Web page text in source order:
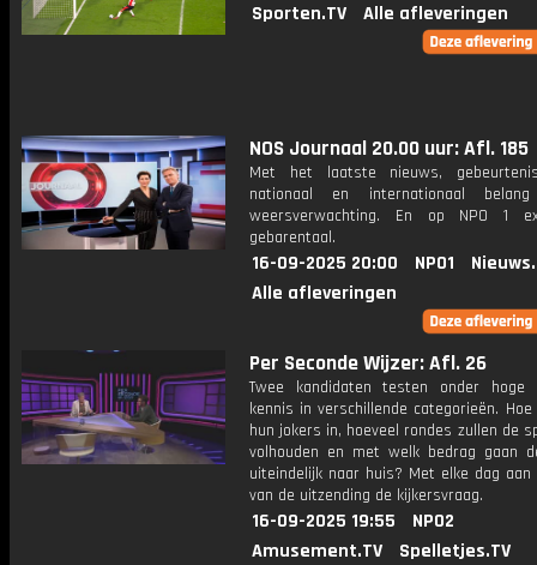
Sporten.TV
Alle afleveringen
NOS Journaal 20.00 uur: Afl. 185
Met het laatste nieuws,
nationaal en internationaal
weersverwachting. En op NPO 1
gebarentaal.
16-09-2025 20:00 NPO1
Alle afleveringen
Per Seconde Wijzer: Afl. 26
Twee kandidaten testen onder hoge
kennis in verschillende categorieën.
hun jokers in, hoeveel rondes zullen de
volhouden en met welk bedrag gaan
uiteindelijk naar huis? Met elke dag
van de uitzending de kijkersvraag.
16-09-2025 19:55
NPO2
Amusement.TV
Spelletjes.TV